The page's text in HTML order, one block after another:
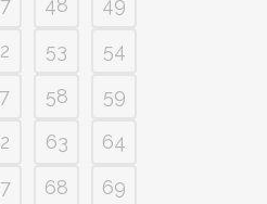
48
49
53
54
58
59
63
64
68
69